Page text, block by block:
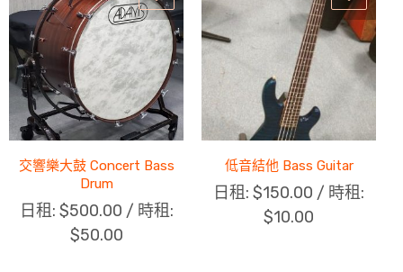
交響樂大鼓 Concert Bass
Drum
日租: $500.00 / 時租:
$50.00
低音結他 Bass Guitar
日租: $150.00 / 時租:
$10.00